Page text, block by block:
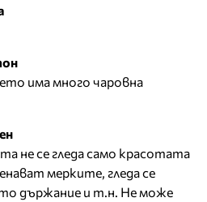
има много чаровна
не се гледа само красотата
мерките, гледа се
държание и т.н. Не може